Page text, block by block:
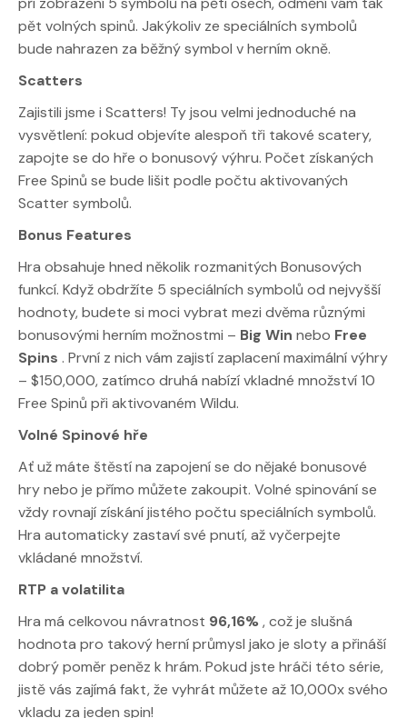
pět volných spinů. Jakýkoliv ze speciálních symbolů
bude nahrazen za běžný symbol v herním okně.
Scatters
Zajistili jsme i Scatters! Ty jsou velmi jednoduché na
vysvětlení: pokud objevíte alespoň tři takové scatery,
zapojte se do hře o bonusový výhru. Počet získaných
Free Spinů se bude lišit podle počtu aktivovaných
Scatter symbolů.
Bonus Features
Hra obsahuje hned několik rozmanitých Bonusových
funkcí. Když obdržíte 5 speciálních symbolů od nejvyšší
hodnoty, budete si moci vybrat mezi dvěma různými
bonusovými herním možnostmi – Big Win nebo Free
Spins . První z nich vám zajistí zaplacení maximální výhry
– $150,000, zatímco druhá nabízí vkladné množství 10
Free Spinů při aktivovaném Wildu.
Volné Spinové hře
Ať už máte štěstí na zapojení se do nějaké bonusové
hry nebo je přímo můžete zakoupit. Volné spinování se
vždy rovnají získání jistého počtu speciálních symbolů.
Hra automaticky zastaví své pnutí, až vyčerpejte
vkládané množství.
RTP a volatilita
Hra má celkovou návratnost 96,16%, což je slušná
hodnota pro takový herní průmysl jako je sloty a přináší
dobrý poměr peněz k hrám. Pokud jste hráči této série,
jistě vás zajímá fakt, že vyhrát můžete až 10,000x svého
vkladu za jeden spin!